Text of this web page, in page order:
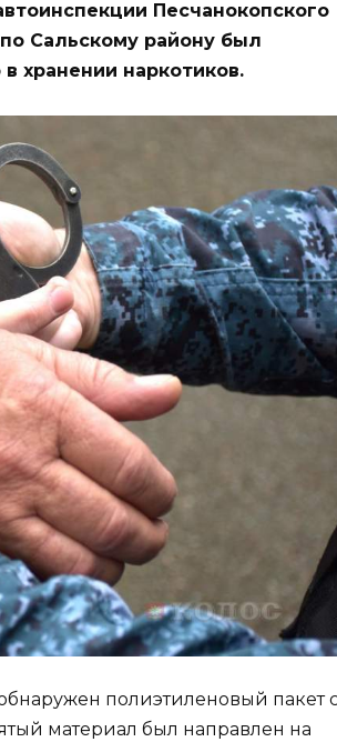
Песчанокопского
Сальскому району был
хранении наркотиков.
полиэтиленовый пакет
материал был направлен на